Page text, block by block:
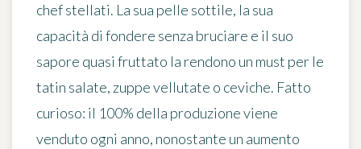
chef stellati. La sua pelle sottile, la sua
capacità di fondere senza bruciare e il suo
sapore quasi fruttato la rendono un must per le
tatin salate, zuppe vellutate o ceviche. Fatto
curioso: il 100% della produzione viene
venduto ogni anno, nonostante un aumento